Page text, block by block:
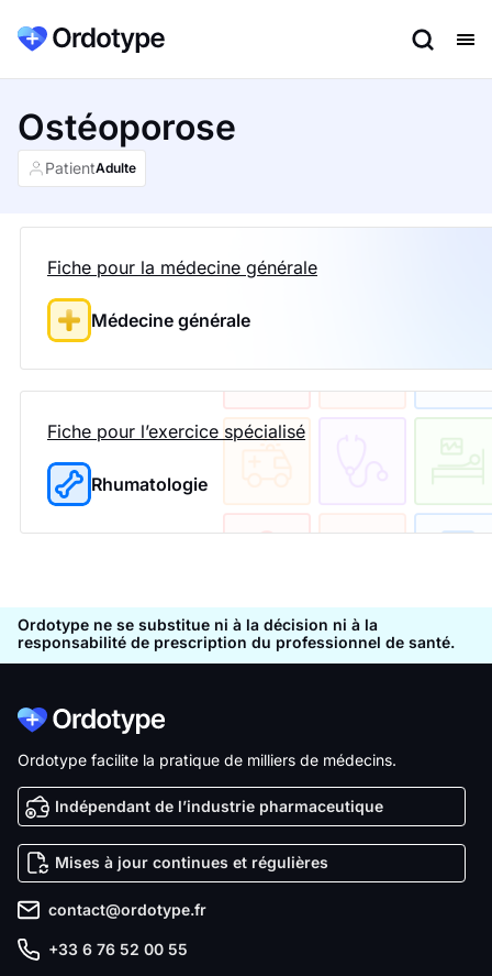
Ostéoporose
PatientAdulte
Fiche pour la médecine générale
Médecine générale
Fiche pour l’exercice spécialisé
Rhumatologie
Ordotype ne se substitue ni à la décision ni à la
responsabilité de prescription du professionnel de santé.
Ordotype facilite la pratique de milliers de médecins.
Indépendant de l’industrie pharmaceutique
Mises à jour continues et régulières
contact@ordotype.fr
+33 6 76 52 00 55